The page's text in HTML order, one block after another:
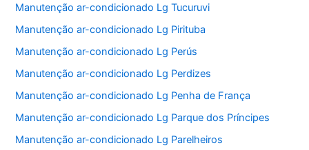
Manutenção ar-condicionado Lg Tucuruvi
Manutenção ar-condicionado Lg Pirituba
Manutenção ar-condicionado Lg Perús
Manutenção ar-condicionado Lg Perdizes
Manutenção ar-condicionado Lg Penha de França
Manutenção ar-condicionado Lg Parque dos Príncipes
Manutenção ar-condicionado Lg Parelheiros